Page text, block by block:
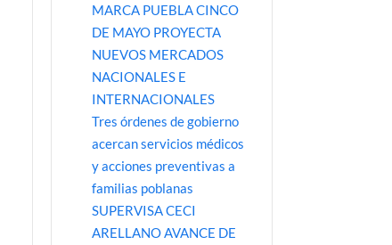
MARCA PUEBLA CINCO
DE MAYO PROYECTA
NUEVOS MERCADOS
NACIONALES E
INTERNACIONALES
Tres órdenes de gobierno
acercan servicios médicos
y acciones preventivas a
familias poblanas
SUPERVISA CECI
ARELLANO AVANCE DE